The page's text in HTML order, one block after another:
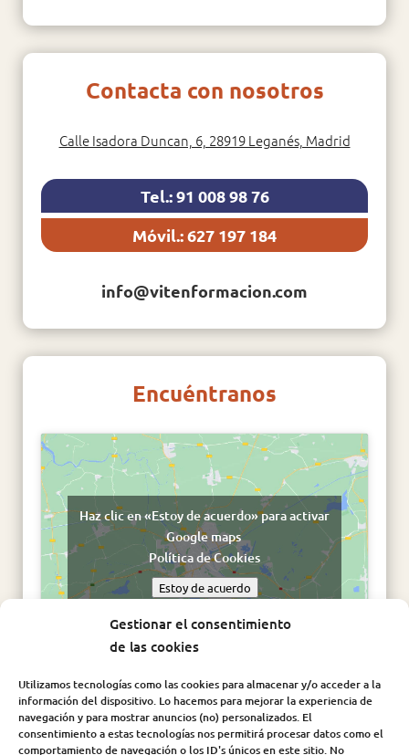
Gestionar el consentimiento
de las cookies
Utilizamos tecnologías como las cookies para almacenar y/o acceder a la
información del dispositivo. Lo hacemos para mejorar la experiencia de
navegación y para mostrar anuncios (no) personalizados. El
consentimiento a estas tecnologías nos permitirá procesar datos como el
comportamiento de navegación o los ID's únicos en este sitio. No
Contacta con nosotros
Calle Isadora Duncan, 6, 28919 Leganés, Madrid
Tel.: 91 008 98 76
Móvil.: 627 197 184
info@vitenformacion.com
Encuéntranos
Haz clic en «Estoy de acuerdo» para activar
Google maps
Política de Cookies
Estoy de acuerdo